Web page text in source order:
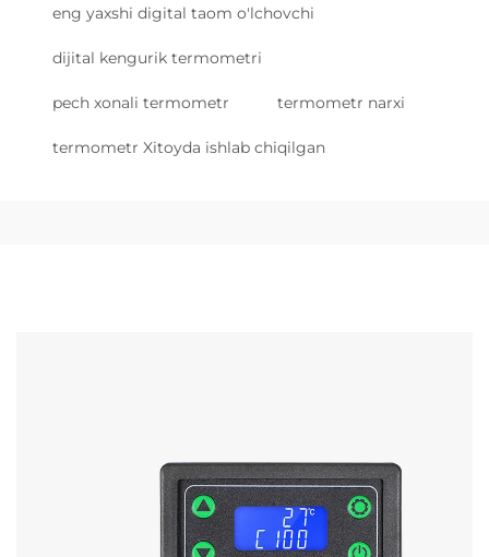
eng yaxshi digital taom o'lchovchi
dijital kengurik termometri
pech xonali termometr termometr narxi
termometr Xitoyda ishlab chiqilgan